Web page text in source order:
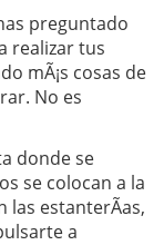
preguntado
realizar tus
mÃ¡s cosas de
No es
donde se
se colocan a la
las estanterÃ­as,
a